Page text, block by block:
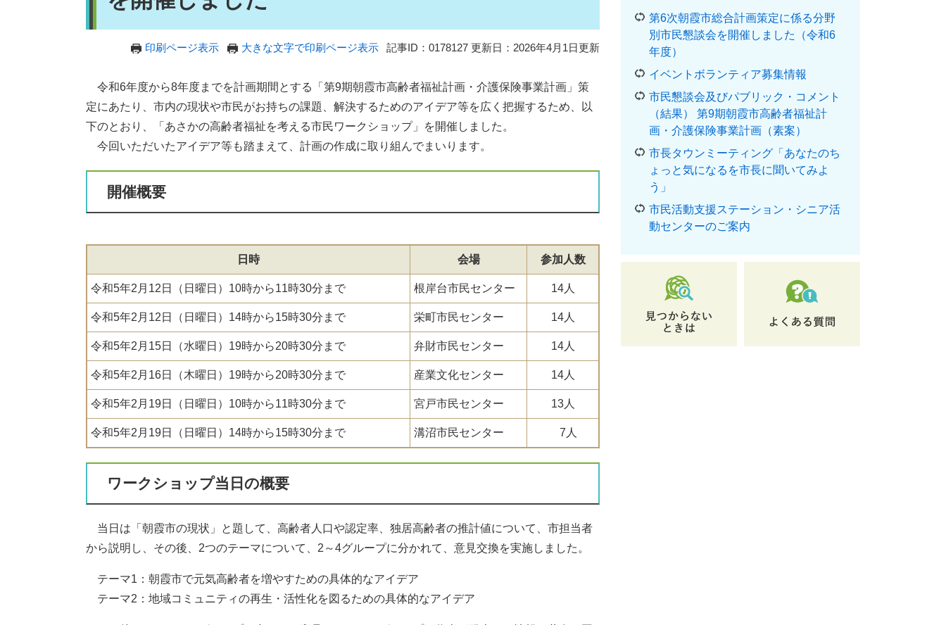
印刷ページ表示 大きな文字で印刷ページ表示 記事ID：0178127 更新日：2026年4月1日更新
令和6年度から8年度までを計画期間とする「第9期朝霞市高齢者福祉計画・介護保険事業計画」策
定にあたり、市内の現状や市民がお持ちの課題、解決するためのアイデア等を広く把握するため、以
下のとおり、「あさかの高齢者福祉を考える市民ワークショップ」を開催しました。
今回いただいたアイデア等も踏まえて、計画の作成に取り組んでまいります。
開催概要
日時 会場 参加人数
令和5年2月12日（日曜日）10時から11時30分まで 根岸台市民センター 14人
令和5年2月12日（日曜日）14時から15時30分まで 栄町市民センター 14人
令和5年2月15日（水曜日）19時から20時30分まで 弁財市民センター 14人
令和5年2月16日（木曜日）19時から20時30分まで 産業文化センター 14人
令和5年2月19日（日曜日）10時から11時30分まで 宮戸市民センター 13人
令和5年2月19日（日曜日）14時から15時30分まで 溝沼市民センター 7人
ワークショップ当日の概要
当日は「朝霞市の現状」と題して、高齢者人口や認定率、独居高齢者の推計値について、市担当者
から説明し、その後、2つのテーマについて、2～4グループに分かれて、意見交換を実施しました。
テーマ1：朝霞市で元気高齢者を増やすための具体的なアイデア
テーマ2：地域コミュニティの再生・活性化を図るための具体的なアイデア
第6次朝霞市総合計画策定に係る分野
別市民懇談会を開催しました（令和6
年度）
イベントボランティア募集情報
市民懇談会及びパブリック・コメント
（結果） 第9期朝霞市高齢者福祉計
画・介護保険事業計画（素案）
市長タウンミーティング「あなたのち
ょっと気になるを市長に聞いてみよ
う」
市民活動支援ステーション・シニア活
動センターのご案内